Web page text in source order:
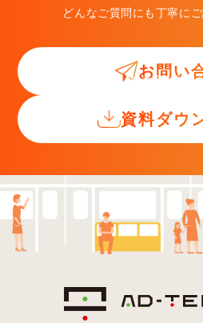
どんなご質問にも丁寧にご
お問い
交通広告入門
資料ダウ